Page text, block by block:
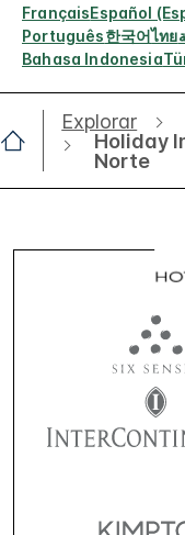
FrançaisEspañol
Português한국어ไทย
Bahasa Indonesia
Explorar
Holiday
Norte